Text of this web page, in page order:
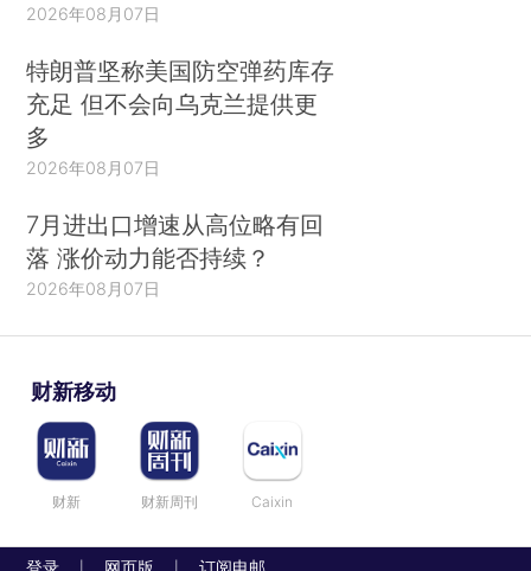
2026年08月07日
特朗普坚称美国防空弹药库存
充足 但不会向乌克兰提供更
多
2026年08月07日
7月进出口增速从高位略有回
落 涨价动力能否持续？
2026年08月07日
财新移动
财新 财新周刊 Caixin